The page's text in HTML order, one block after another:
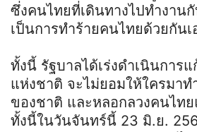
ซึ่งคนไทยที่เดินทางไปทำงาน
เป็นการทำร้ายคนไทยด้วยกันเ
ทั้งนี้ รัฐบาลได้เร่งดำเนินการแ
แห่งชาติ จะไม่ยอมให้ใครมา
ของชาติ และหลอกลวงคนไท
ทั้งนี้ในวันจันทร์นี้ 23 มิ.ย.